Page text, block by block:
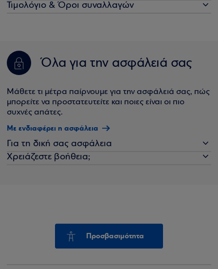
Τιμολόγιο & Όροι συναλλαγών
Όλα για την ασφάλειά σας
Μάθετε τι μέτρα παίρνουμε για την ασφάλειά σας, πώς
μπορείτε να προστατευτείτε και ποιες είναι οι πιο
συχνές απάτες.
Με ενδιαφέρει η ασφάλεια
Για τη δική σας ασφάλεια
Χρειάζεστε βοήθεια;
Προσβασιμότητα